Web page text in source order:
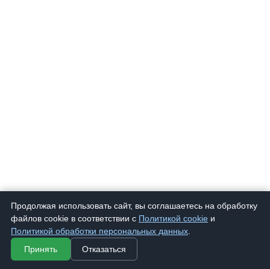
Продолжая использовать сайт, вы соглашаетесь на обработку
файлов cookie в соответствии с Политикой cookie и
Политикой обработки персональных данных
Принять
Отказаться